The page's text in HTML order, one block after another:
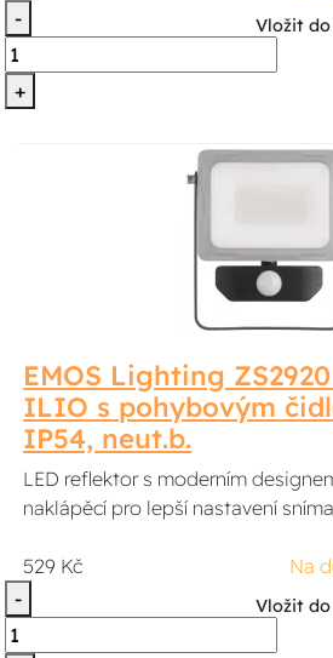
-
+
Vložit
EMOS Lighting
ILIO s pohybovým
IP54, neut.b.
LED reflektor s moderním
naklápěcí pro lepší nastavení
529 Kč
Na
-
Vložit